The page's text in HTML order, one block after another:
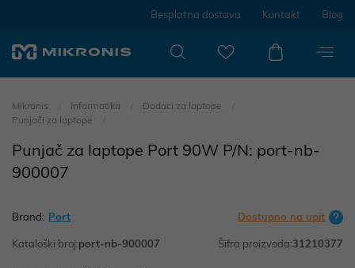
Besplatna dostava Kontakt Blog
Mikronis Informatika
Dodaci za laptope
Punjači za laptope
Punjač za laptope Port 90W P/N: port-nb-
900007
Brand: Port Dostupno na upit
Kataloški broj:port-nb-900007 Šifra proizvoda:31210377